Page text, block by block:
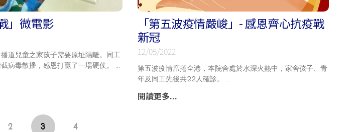
」微電影
道兒童之家孩子需要原址隔離。同工
病毒散播，感恩打贏了一場硬仗。
「第五波疫情嚴峻」- 感恩齊心抗疫戰
新冠
12/05/2022
第五波疫情席捲全港，本院舍處於水深火熱中，家舍孩子、青
年及同工先後共22人確診。
閱讀更多...
2 3 4